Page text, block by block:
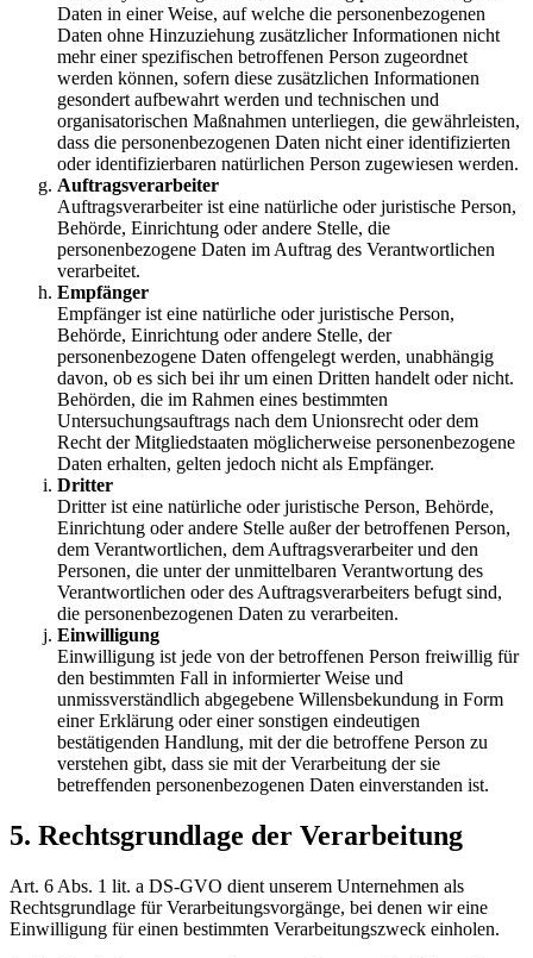
Daten in einer Weise, auf welche die personenbezogenen
Daten ohne Hinzuziehung zusätzlicher Informationen nicht
mehr einer spezifischen betroffenen Person zugeordnet
werden können, sofern diese zusätzlichen Informationen
gesondert aufbewahrt werden und technischen und
organisatorischen Maßnahmen unterliegen, die gewährleisten,
dass die personenbezogenen Daten nicht einer identifizierten
oder identifizierbaren natürlichen Person zugewiesen werden.
Auftragsverarbeiter
Auftragsverarbeiter ist eine natürliche oder juristische Person,
Behörde, Einrichtung oder andere Stelle, die
personenbezogene Daten im Auftrag des Verantwortlichen
verarbeitet.
Empfänger
Empfänger ist eine natürliche oder juristische Person,
Behörde, Einrichtung oder andere Stelle, der
personenbezogene Daten offengelegt werden, unabhängig
davon, ob es sich bei ihr um einen Dritten handelt oder nicht.
Behörden, die im Rahmen eines bestimmten
Untersuchungsauftrags nach dem Unionsrecht oder dem
Recht der Mitgliedstaaten möglicherweise personenbezogene
Daten erhalten, gelten jedoch nicht als Empfänger.
Dritter
Dritter ist eine natürliche oder juristische Person, Behörde,
Einrichtung oder andere Stelle außer der betroffenen Person,
dem Verantwortlichen, dem Auftragsverarbeiter und den
Personen, die unter der unmittelbaren Verantwortung des
Verantwortlichen oder des Auftragsverarbeiters befugt sind,
die personenbezogenen Daten zu verarbeiten.
Einwilligung
Einwilligung ist jede von der betroffenen Person freiwillig für
den bestimmten Fall in informierter Weise und
unmissverständlich abgegebene Willensbekundung in Form
einer Erklärung oder einer sonstigen eindeutigen
bestätigenden Handlung, mit der die betroffene Person zu
verstehen gibt, dass sie mit der Verarbeitung der sie
betreffenden personenbezogenen Daten einverstanden ist.
5. Rechtsgrundlage der Verarbeitung
Art. 6 Abs. 1 lit. a DS-GVO dient unserem Unternehmen als
Rechtsgrundlage für Verarbeitungsvorgänge, bei denen wir eine
Einwilligung für einen bestimmten Verarbeitungszweck einholen.